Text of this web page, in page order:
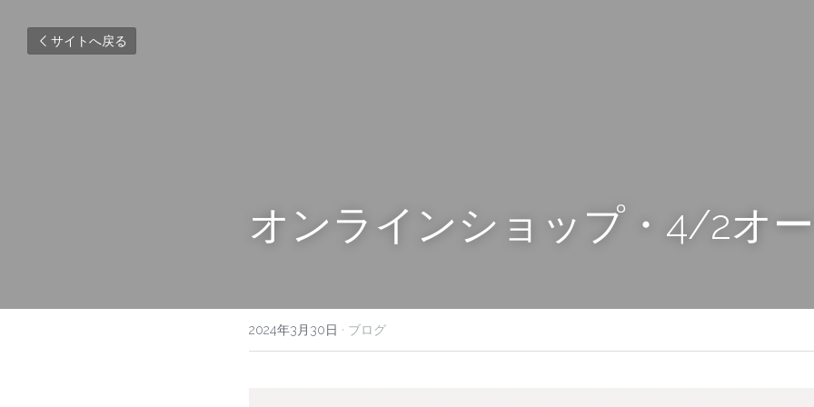
サイトへ戻る
オンラインショップ・4/2オ
2024年3月30日 · ブログ